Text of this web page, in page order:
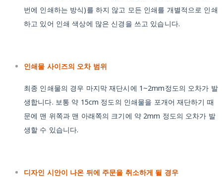
번에 인쇄하는 방식)를 하지 않고 모든 인쇄를 개별적으로 인쇄
하고 있어 인쇄 색상에 많은 신경을 쓰고 있습니다.
인쇄물 사이즈의 오차 범위
최종 인쇄물의 경우 마지막 재단시에 1~2mm정도의 오차가 발
생합니다. 보통 약 15cm 정도의 인쇄물을 포개어 재단하기 때
문에 맨 위쪽과 맨 아래쪽의 크기에 약 2mm 정도의 오차가 발
생할 수 있습니다.
디자인 시안이 나온 뒤에 주문을 취소하게 될 경우